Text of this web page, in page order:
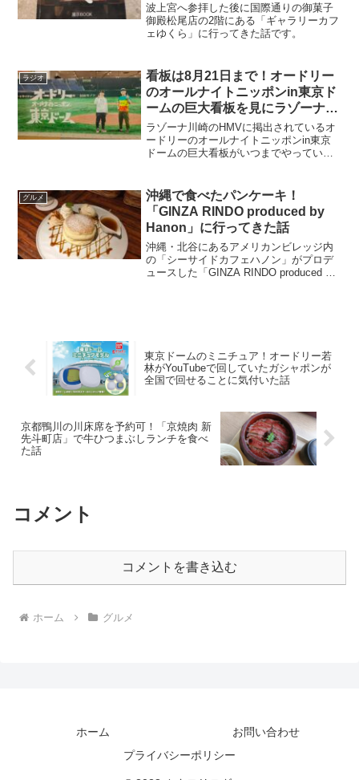
波上宮へ参拝した後に国際通りの御菓子
御殿松尾店の2階にある「ギャラリーカフ
ェゆくら」に行ってきた話です。
ラジオ
看板は8月21日まで！オードリー
のオールナイトニッポンin東京ド
ームの巨大看板を見にラゾーナ川
崎のHMVへ行ってきた話
ラゾーナ川崎のHMVに掲出されているオ
ードリーのオールナイトニッポンin東京
ドームの巨大看板がいつまでやっている
グルメ
沖縄で食べたパンケーキ！
「GINZA RINDO produced by
Hanon」に行ってきた話
沖縄・北谷にあるアメリカンビレッジ内
の「シーサイドカフェハノン」がプロデ
ュースした「GINZA RINDO produced by
東京ドームのミニチュア！オードリー若
林がYouTubeで回していたガシャポンが
全国で回せることに気付いた話
京都鴨川の川床席を予約可！「京焼肉 新
先斗町店」で牛ひつまぶしランチを食べ
た話
コメント
コメントを書き込む
ホーム グルメ
ホーム
お問い合わせ
プライバシーポリシー